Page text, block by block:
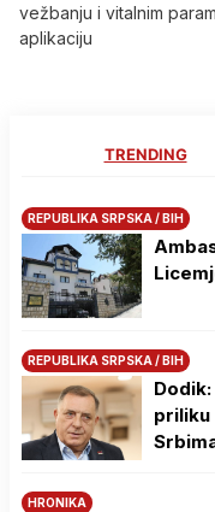
vežbanju i vitalnim
aplikaciju
TRENDING
REPUBLIKA SRPSKA / BIH
REPUBLIKA SRPSKA / BIH
HRONIKA